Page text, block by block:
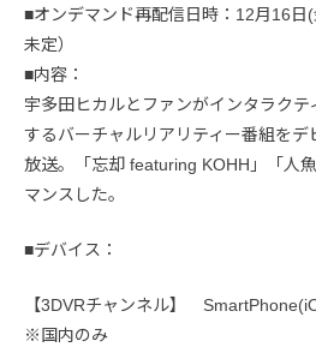
■オンデマンド再配信日時：12月16
未定）
■内容：
宇多田ヒカルとファンがインタラク
するバーチャルリアリティー番組を
放送。「忘却 featuring KOHH」「人
マンスした。
■デバイス：
【3DVRチャンネル】
※国内のみ